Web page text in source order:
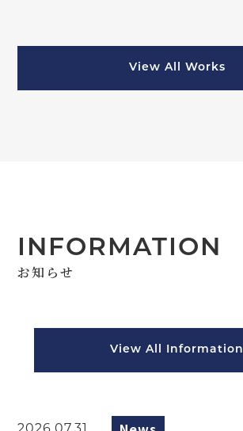
View All Works
INFORMATION
お知らせ
View All Information